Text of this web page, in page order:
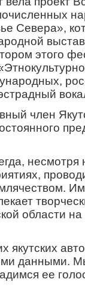
Севера»,
этого
член
несмотря
области на
якутских
данными.
ее